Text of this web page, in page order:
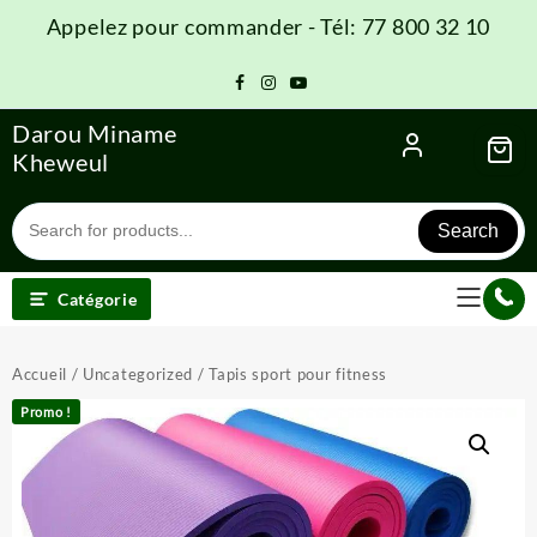
Appelez pour commander - Tél: 77 800 32 10
Darou Miname
Kheweul
Search
Catégorie
Accueil / Uncategorized / Tapis sport pour fitness
Promo !